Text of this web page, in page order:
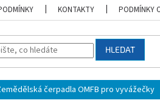
KONTAKTY PODMÍNKY
HLEDAT
čerpadla OMFB pro vyvážečky